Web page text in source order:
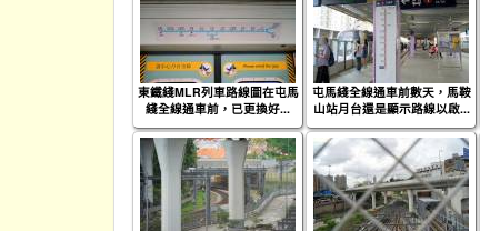
東鐵綫MLR列車路線圖在屯馬
綫全線通車前，已更換好...
屯馬綫全線通車前數天，馬鞍
山站月台還是顯示路線以啟...